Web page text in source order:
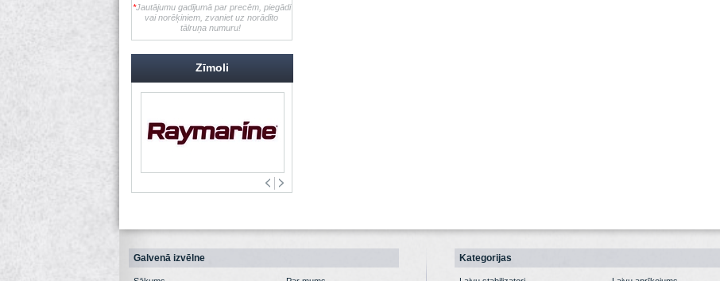
*Jautājumu gadījumā par precēm, piegādi
vai norēķiniem, zvaniet uz norādīto
tālruņa numuru!
Zīmoli
Galvenā izvēlne Kategorijas